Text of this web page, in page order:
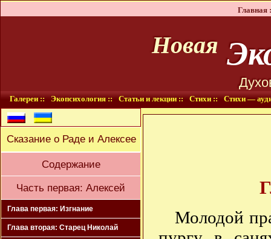
Главная
Новая
Галереи :: Экопсихология :: Статьи и лекции :: Стихи :: Стихи —
Сказание о Раде и Алексее
Содержание
Часть первая: Алексей
Глава первая: Изгнание
Глава вторая: Старец Николай
Молодой